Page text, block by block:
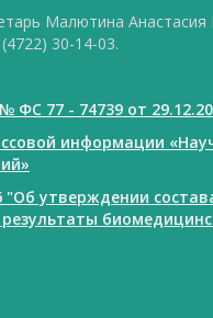
Малютина
30-14-03.
ФС 77 - 74739 от
информации
"Об утверждении